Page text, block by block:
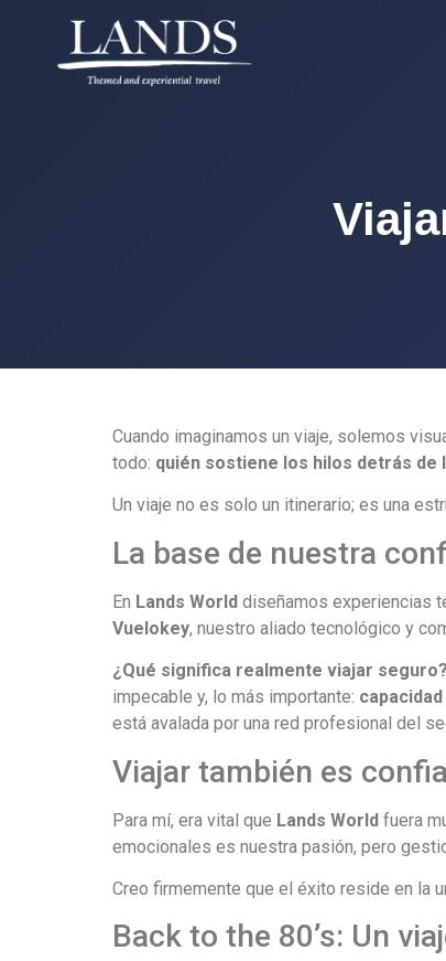
Cuando imaginamos un viaje, solemos
todo: quién sostiene los hilos detrás de
Un viaje no es solo un itinerario; es una
La base de nuestra
En Lands World diseñamos experiencias
Vuelokey, nuestro aliado tecnológico y
¿Qué significa realmente viajar seguro?
impecable y, lo más importante:
está avalada por una red profesional del
Viajar también es
Para mí, era vital que Lands World fuera
emocionales es nuestra pasión, pero
Creo firmemente que el éxito reside en la
Back to the 80’s: Un